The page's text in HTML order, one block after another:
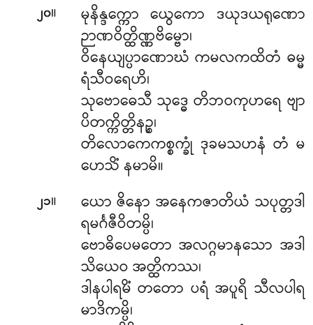
၂၀။ မုနိန္ဒက္ကောယွေကော ဒယုဒယရုဏော
ဉာဏဝိတ္ထိဏ္ဏဗိမ္ဗော၊
ဝိနေယျပ္ပာဏောဃံ ကမလကထိတံ ဓမ္မ
ရံသီဝရေဟိ၊
သုဗောဓေသီ သုဒ္ဓေ တိဘဝကုဟရေ ဗျာ
ပိတက္ကိတ္တိနဉ္စ၊
တိလောကေကစ္စက္ခုံ ဒုခမသဟနံ တံ မ
ဟေသိံ နမာမိ။
၂၁။
ယော ဇိနော အနေကဇာတိယံ သပုတ္တဒါ
ရမင်္ဂဇီဝိတမ္ပိ၊
ဗောဓိပေမတော အလဂ္ဂမာနသော အဒါ
သိယေဝ အတ္ထိကဿ၊
ဒါနပါရမိံ တတော ပရံ အပူရိ သီလပါရ
မာဒိကမ္ပိ၊